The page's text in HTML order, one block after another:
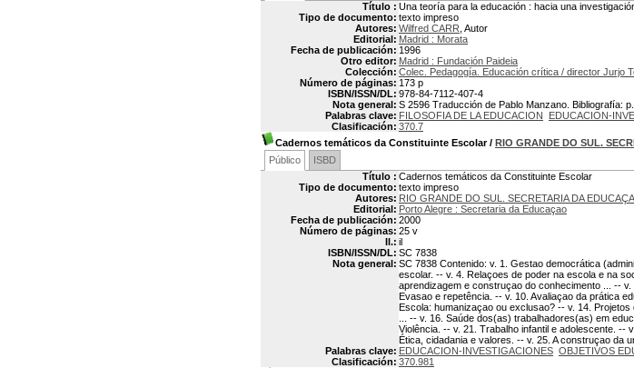
Título : Una teoría para la educación : hacia una
Tipo de documento: texto impreso
Autores: Wilfred CARR , Autor
Editorial: Madrid : Morata
Fecha de publicación: 1996
Otro editor: Madrid : Fundación Paideia
Colección: Colec. Pedagogía. Educación crítica / director Jurjo
Número de páginas: 173 p
ISBN/ISSN/DL: 978-84-7112-407-4
Nota general: S 2596 Traducción de Pablo Manzano. Bibliografía:
Palabras clave: FILOSOFIA DE LA EDUCACION
EDUCACION-
Clasificación: 370.7
Cadernos temáticos da Constituinte Escolar/ RIO GRANDE DO SUL.
Público
ISBD
Título : Cadernos temáticos da Constituinte Escolar
Tipo de documento: texto impreso
Autores: RIO GRANDE DO SUL. SECRETARIA DA
Editorial: Porto Alegre : Secretaria da Educaçao
Fecha de publicación: 2000
Número de páginas: 25 v
Il.: il
ISBN/ISSN/DL: SC 7838
Nota general: SC 7838 Contenido: v. 1. Gestao democrática
escolar. -- v. 4. Relaçoes de poder na escola e na
aprendizagem e construçao do conhecimento ... --
Evasao e repetência. -- v. 10. Avaliaçao da prática
Escola: humanizaçao ou exclusao? -- v. 14.
... -- v. 16. Saúde dos(as) trabalhadores(as) em
Violência. -- v. 21. Trabalho infantil e adolescente. --
Ética, cidadania e valores. -- v. 25. A construçao da
Palabras clave: EDUCACION-INVESTIGACIONES OBJETIVOS
Clasificación: 370.981